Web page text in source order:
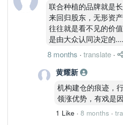
联合种植的品牌就是
来回归股东，无形资
往往就是看不见的价
是由大众认同决定的
8 months · translate ·
黄耀新
机构建仓的痕迹，
领涨优势，有戏是
1 Like · 8 months ·